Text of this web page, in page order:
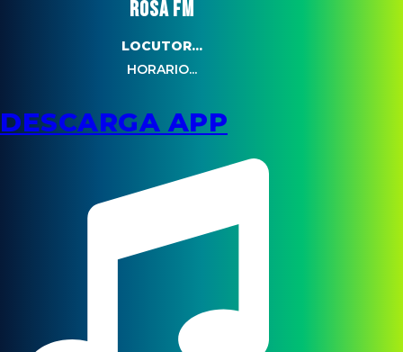
ROSA FM
LOCUTOR...
HORARIO...
DESCARGA APP